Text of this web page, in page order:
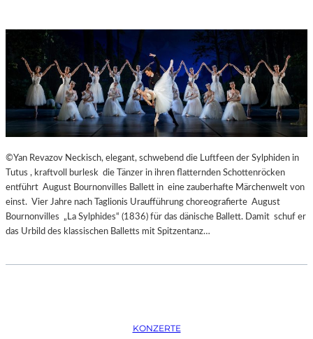
©Yan Revazov Neckisch, elegant, schwebend die Luftfeen der Sylphiden in
Tutus , kraftvoll burlesk die Tänzer in ihren flatternden Schottenröcken
entführt August Bournonvilles Ballett in eine zauberhafte Märchenwelt von
einst. Vier Jahre nach Taglionis Uraufführung choreografierte August
Bournonvilles „La Sylphides“ (1836) für das dänische Ballett. Damit schuf er
das Urbild des klassischen Balletts mit Spitzentanz…
KONZERTE